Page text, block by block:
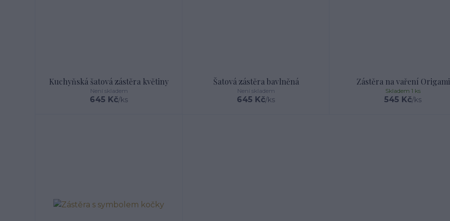
Kuchyňská šatová zástěra květiny
645 Kč/ks
Není skladem
Šatová zástěra bavlněná
645 Kč/ks
Není skladem
Zástěra na vaření Origami
545 Kč/ks
Skladem 1 ks